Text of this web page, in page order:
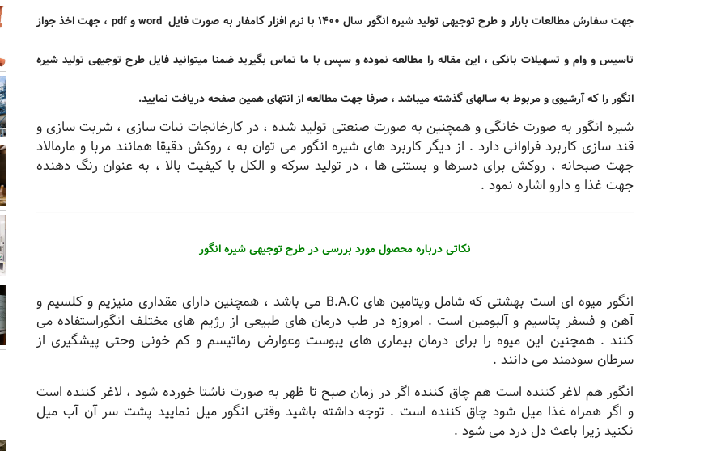
جهت سفارش مطالعات بازار و طرح توجیهی تولید شیره انگور سال 1400 با نرم افزار کامفار به صورت فایل word و pdf ، جهت اخذ جواز
تاسیس و وام و تسهیلات بانکی ، این مقاله را مطالعه نموده و سپس با ما تماس بگیرید ضمنا میتوانید فایل طرح توجیهی تولید شیره
انگور را که آرشیوی و مربوط به سالهای گذشته میباشد ، صرفا جهت مطالعه از انتهای همین صفحه دریافت نمایید.
شیره انگور به صورت خانگی و همچنین به صورت صنعتی تولید شده ، در کارخانجات نبات سازی ، شربت سازی و
قند سازی کاربرد فراوانی دارد . از دیگر کاربرد های شیره انگور می توان به ، روکش دقیقا همانند مربا و مارمالاد
جهت صبحانه ، روکش برای دسرها و بستنی ها ، در تولید سرکه و الکل با کیفیت بالا ، به عنوان رنگ دهنده
جهت غذا و دارو اشاره نمود .
نکاتی درباره محصول مورد بررسی در طرح توجیهی شیره انگور
انگور میوه ای است بهشتی که شامل ویتامین های B.A.C می باشد ، همچنین دارای مقداری منیزیم و کلسیم و
آهن و فسفر پتاسیم و آلبومین است . امروزه در طب درمان های طبیعی از رژیم های مختلف انگوراستفاده می
کنند . همچنین این میوه را برای درمان بیماری های یبوست وعوارض رماتیسم و کم خونی وحتی پیشگیری از
سرطان سودمند می دانند .
انگور هم لاغر کننده است هم چاق کننده اگر در زمان صبح تا ظهر به صورت ناشتا خورده شود ، لاغر کننده است
و اگر همراه غذا میل شود چاق کننده است . توجه داشته باشید وقتی انگور میل نمایید پشت سر آن آب میل
نکنید زیرا باعث دل درد می شود .